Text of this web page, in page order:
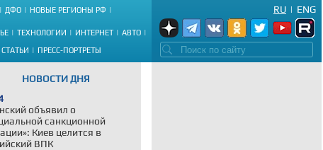
ДФО НОВЫЕ РЕГИОНЫ РФ
ТЕХНОЛОГИИ ИНТЕРНЕТ АВТО
СТАТЬИ ПРЕСС-ПОРТРЕТЫ
ENG
|
RU
НОВОСТИ ДНЯ
объявил о
санкционной
Киев целится в
ВПК